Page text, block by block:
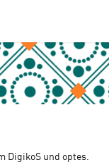
DigikoS und optes.